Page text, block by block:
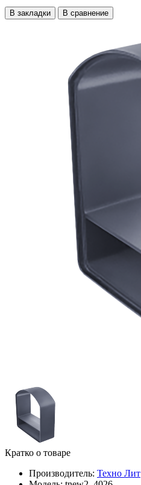
В закладки В сравнение
Кратко о товаре
Производитель: Техно Лит